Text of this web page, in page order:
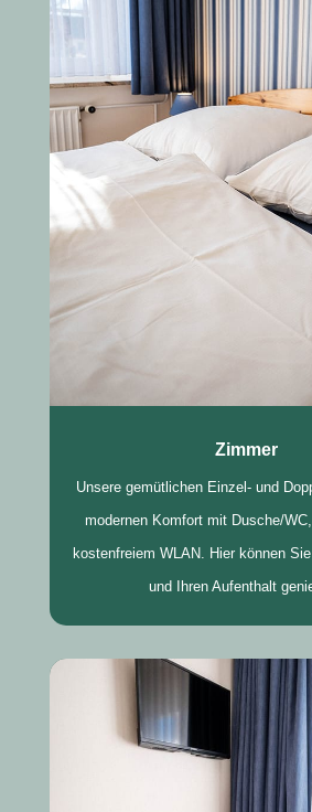
Zimmer
Unsere gemütlichen Einzel- und
modernen Komfort mit Dusche/
kostenfreiem WLAN. Hier können
und Ihren Aufenthalt